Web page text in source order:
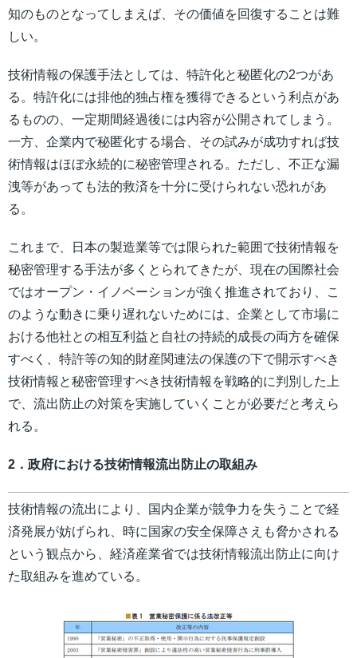
知のものとなってしまえば、その価値を回復することは難
しい。
技術情報の保護手法としては、特許化と秘匿化の2つがあ
る。特許化には排他的独占権を獲得できるという利点があ
るものの、一定期間経過後には内容が公開されてしまう。
一方、企業内で秘匿化する場合、その試みが成功すれば技
術情報はほぼ永続的に秘密管理される。ただし、不正な漏
洩等があっても法的救済を十分に受けられない恐れがあ
る。
これまで、日本の製造業等では限られた範囲で技術情報を
秘密管理する手法が多くとられてきたが、現在の国際社会
ではオープン・イノベーションが強く推進されており、こ
のような動きに乗り遅れないためには、企業として市場に
おける他社との相互利益と自社の持続的成長の両方を確保
すべく、特許等の知的財産関連法の保護の下で開示すべき
技術情報と秘密管理すべき技術情報を戦略的に判別した上
で、流出防止の対策を実施していくことが必要だと考えら
れる。
2．政府における技術情報流出防止の取組み
技術情報の流出により、国内企業が競争力を失うことで経
済発展が妨げられ、時に国家の安全保障さえも脅かされる
という観点から、経済産業省では技術情報流出防止に向け
た取組みを進めている。